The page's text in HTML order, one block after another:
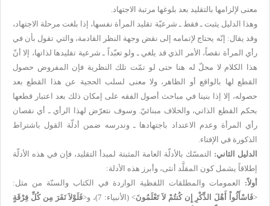
معنى لإلزامها بالتقليد بعد بلوغها مرتبة الاجتهاد.
وهذا الدليل يثبت ـ فقط ـ شرعيّة تقليد المرأة نفسها، إذا بلغت مرحلة الاجتهاد،
وقد يقال: إنّه يحتاج لإتمامه إلى نقض وجهة النظر القادمة، والتي تقول بأن في
رأي المرأة نقصاً، الأمر الذي قد يلغي ـ ولو تعبّداً ـ شرعية تقليدها لذاتها، إلا أنّ
هذا الكلام لا محلّ له هنا حتى لو تمّت تلك النظرية فإن المفروض حصول
القطع لها بالواقع أو الظاهر، ولا معنى لسلب الحجية عن هذا القطع بعد
حصوله، إلا إذا بنينا في مباحث أصول الفقه على إمكان ذلك بعد اعتبار قطعها
بحكم القطع الذاتي، والخلاف مبنائيّ. وسوف نتعرّض لهذا الرأي ـ أي نقصان
رأي المرأة وعدم الاعتداد باجتهادها ـ وندرسه ضمن أدلّة القول باشتراط
الذكورة في الإفتاء.
الدليل الثاني: التمسّك بالأدلّة العامة المثبتة لمبدأ التقليد، فإن في هذه الأدلّة
إطلاقاً يشمل كون المقلَّد أنثى، وأبرز هذه الأدلة:
أولاً: العمومات والمطلقات اللفظية الواردة في الكتاب والسنّة من مثل:
>فَاسْأَلُواْ أَهْلَ الذِّكْرِ إِن كُنتُمْ لاَ تَعْلَمُونَ< (الأنبياء: 7)، و >فَلَوْلاَ نَفَرَ مِن كُلِّ فِرْقَةٍ